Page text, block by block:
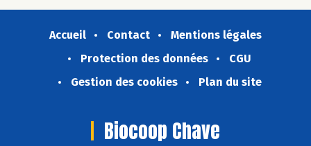
Accueil Contact
Mentions légales
Protection des données
CGU
Gestion des cookies
Plan du site
Biocoop Chave